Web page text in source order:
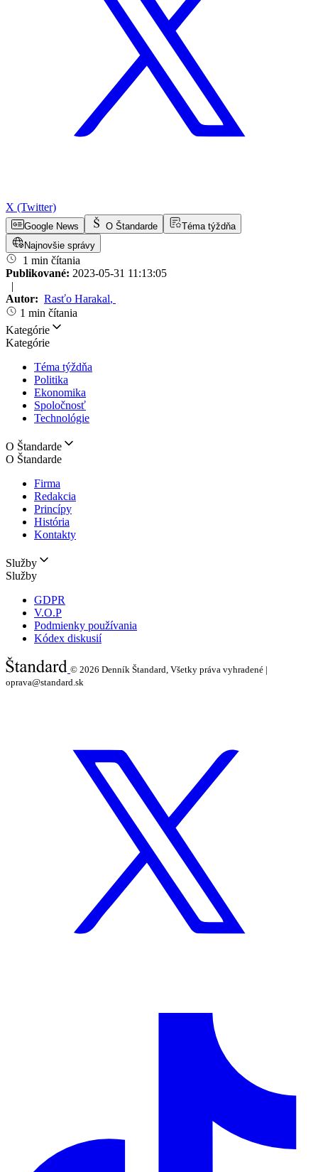
X (Twitter)
Google News O Štandarde
Téma týždňa
Najnovšie správy
1 min čítania
Publikované: 2023-05-31 11:13:05
|
Autor: Rasťo Harakal,
1 min čítania
Kategórie
Kategórie
Téma týždňa
Politika
Ekonomika
Spoločnosť
Technológie
O Štandarde
O Štandarde
Firma
Redakcia
Princípy
História
Kontakty
Služby
Služby
GDPR
V.O.P
Podmienky používania
Kódex diskusií
© 2026 Denník Štandard, Všetky práva vyhradené |
oprava@standard.sk